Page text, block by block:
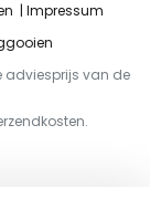
Impressum
adviesprijs van de